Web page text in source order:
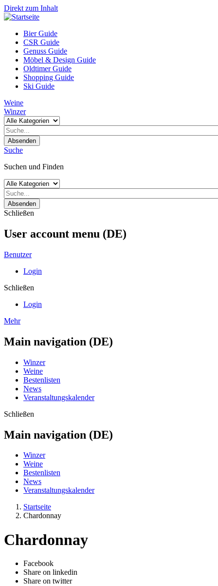
Direkt zum Inhalt
Bier Guide
CSR Guide
Genuss Guide
Möbel & Design Guide
Oldtimer Guide
Shopping Guide
Ski Guide
Weine
Winzer
Absenden
Suche
Suchen und Finden
Absenden
Schließen
User account menu (DE)
Benutzer
Login
Schließen
Login
Mehr
Main navigation (DE)
Winzer
Weine
Bestenlisten
News
Veranstaltungskalender
Schließen
Main navigation (DE)
Winzer
Weine
Bestenlisten
News
Veranstaltungskalender
Startseite
Chardonnay
Chardonnay
Facebook
Share on linkedin
Share on twitter